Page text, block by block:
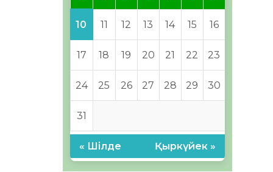
10 11 12 13 14 15 16
17 18 19 20 21 22 23
24 25 26 27 28 29 30
31
« Шілде Қыркүйек »